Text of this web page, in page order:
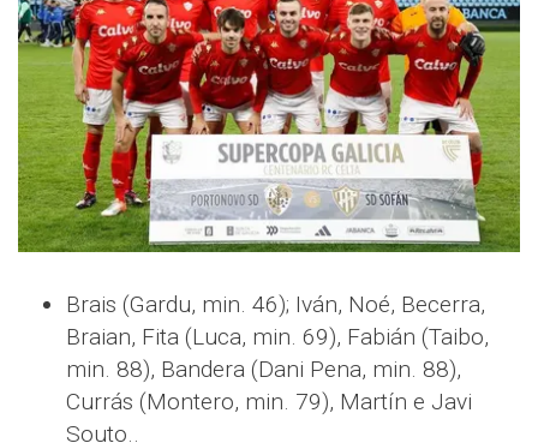
Brais (Gardu, min. 46); Iván, Noé, Becerra,
Braian, Fita (Luca, min. 69), Fabián (Taibo,
min. 88), Bandera (Dani Pena, min. 88),
Currás (Montero, min. 79), Martín e Javi
Souto..